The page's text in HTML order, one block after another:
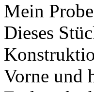
Mein
Dieses
Vorne und